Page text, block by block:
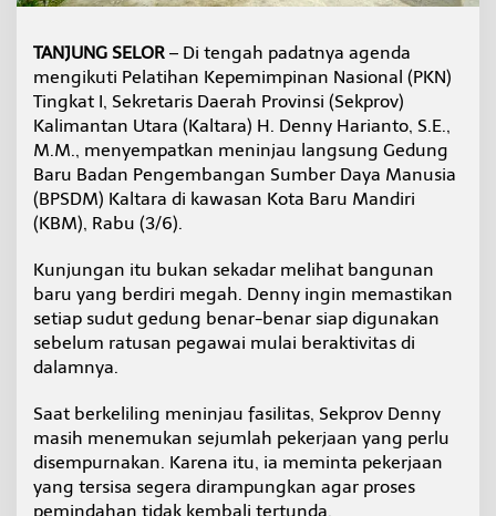
r
v
g
i
n
A
S
N
g
e
a
T
p
t
F
a
TANJUNG SELOR – Di tengah padatnya agenda
mengikuti Pelatihan Kepemimpinan Nasional (PKN)
Tingkat I, Sekretaris Daerah Provinsi (Sekprov)
Kalimantan Utara (Kaltara) H. Denny Harianto, S.E.,
M.M., menyempatkan meninjau langsung Gedung
Baru Badan Pengembangan Sumber Daya Manusia
(BPSDM) Kaltara di kawasan Kota Baru Mandiri
(KBM), Rabu (3/6).
Kunjungan itu bukan sekadar melihat bangunan
baru yang berdiri megah. Denny ingin memastikan
setiap sudut gedung benar-benar siap digunakan
sebelum ratusan pegawai mulai beraktivitas di
dalamnya.
Saat berkeliling meninjau fasilitas, Sekprov Denny
masih menemukan sejumlah pekerjaan yang perlu
disempurnakan. Karena itu, ia meminta pekerjaan
yang tersisa segera dirampungkan agar proses
pemindahan tidak kembali tertunda.